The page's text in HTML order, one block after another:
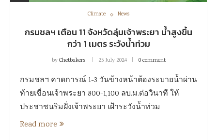
Climate News
กรมชลฯ เตือน 11 จังหวัดลุ่มเจ้าพระยา น้ำสูงขึ้น
กว่า 1 เมตร ระวังน้ำท่วม
byChetbakers 25 July 2024 0 comment
กรมชลฯ คาดการณ์ 1-3 วันข้างหน้าต้องระบายน้ำผ่าน
ท้ายเขื่อนเจ้าพระยา 800-1,100 ลบ.ม.ต่อวินาที ให้
ประชาชนริมฝั่งเจ้าพระยา เฝ้าระวังน้ำท่วม
Read more